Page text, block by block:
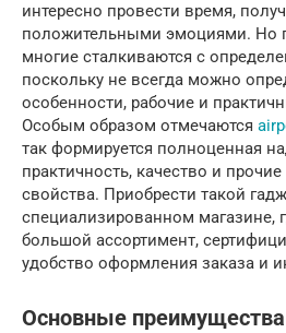
интересно провести время,
положительными эмоциями. Но
многие сталкиваются с
поскольку не всегда можно
особенности, рабочие и
Особым образом отмечаются
так формируется полноценная
практичность, качество и
свойства. Приобрести такой
специализированном магазине,
большой ассортимент,
удобство оформления заказа и
Основные преимущества